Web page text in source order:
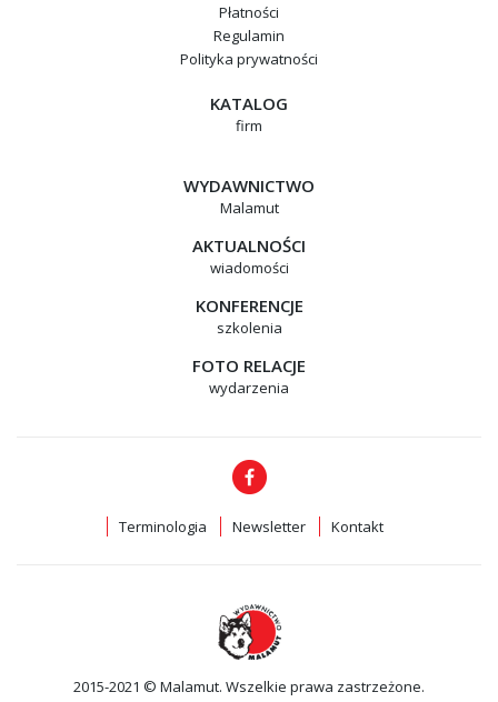
Płatności
Regulamin
Polityka prywatności
KATALOG
firm
WYDAWNICTWO
Malamut
AKTUALNOŚCI
wiadomości
KONFERENCJE
szkolenia
FOTO RELACJE
wydarzenia
Terminologia Newsletter Kontakt
2015-2021 © Malamut. Wszelkie prawa zastrzeżone.